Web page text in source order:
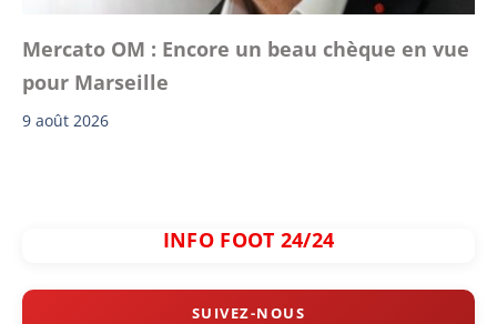
Mercato OM : Encore un beau chèque en vue
pour Marseille
9 août 2026
INFO FOOT 24/24